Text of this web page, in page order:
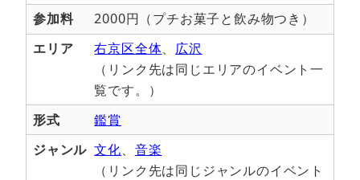
参加料
2000円（プチお菓子と飲み物つき）
エリア
右京区全体、 広沢
（リンク先は同じエリアのイベント一
覧です。）
形式
鑑賞
ジャンル 文化、 音楽
（リンク先は同じジャンルのイベント